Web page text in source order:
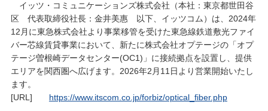
イッツ・コミュニケーションズ株式会社（本社：東京都世田谷
区 代表取締役社長：金井美惠 以下、イッツコム）は、2024年
12月に東急株式会社より事業移管を受けた東急線鉄道敷光ファイ
バー芯線賃貸事業において、新たに株式会社オプテージの「オプ
テージ曽根崎データセンター(OC1)」に接続拠点を設置し、提供
エリアを関西圏へ広げます。2026年2月11日より営業開始いたし
ます。
[URL] https://www.itscom.co.jp/forbiz/optical_fiber.php